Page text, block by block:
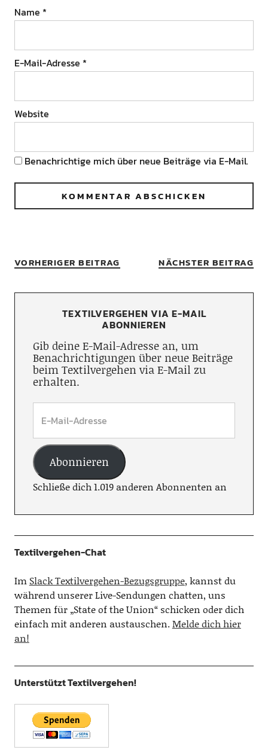
Name *
E-Mail-Adresse *
Website
Benachrichtige mich über neue Beiträge via E-Mail.
VORHERIGER BEITRAG NÄCHSTER BEITRAG
TEXTILVERGEHEN VIA E-MAIL
ABONNIEREN
Gib deine E-Mail-Adresse an, um
Benachrichtigungen über neue Beiträge
beim Textilvergehen via E-Mail zu
erhalten.
Abonnieren
Schließe dich 1.019 anderen Abonnenten an
Textilvergehen-Chat
Im Slack Textilvergehen-Bezugsgruppe, kannst du
während unserer Live-Sendungen chatten, uns
Themen für „State of the Union“ schicken oder dich
einfach mit anderen austauschen.Melde dich hier
an!
Unterstützt Textilvergehen!